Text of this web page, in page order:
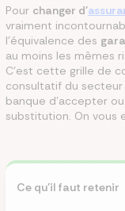
Pour changer d'
vraiment
l’équivalence des
au moins les mêmes
C’est cette grille de
consultatif du secteur
banque d’accepter
substitution. On vous
Ce qu’il faut retenir